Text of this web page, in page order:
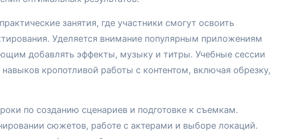
занятия, где участники смогут освоить
Уделяется внимание популярным приложениям
добавлять эффекты, музыку и титры. Учебные сессии
кропотливой работы с контентом, включая обрезку,
по созданию сценариев и подготовке к съемкам.
сюжетов, работе с актерами и выборе локаций.